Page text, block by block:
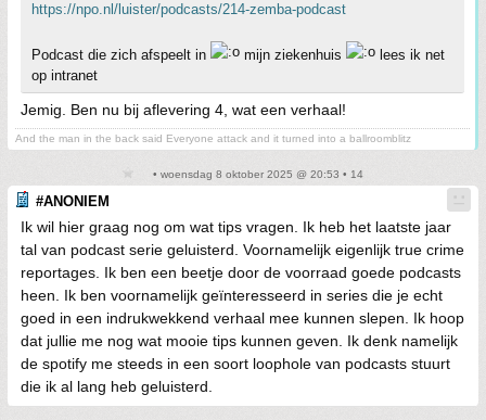
https://npo.nl/luister/podcasts/214-zemba-podcast
Podcast die zich afspeelt in mijn ziekenhuis
lees ik net
op intranet
Jemig. Ben nu bij aflevering 4, wat een verhaal!
And the man in the back said Everyone attack and it turned into a ballroomblitz
• woensdag 8 oktober 2025 @ 20:53 • 14
#ANONIEM
Ik wil hier graag nog om wat tips vragen. Ik heb het laatste jaar
tal van podcast serie geluisterd. Voornamelijk eigenlijk true crime
reportages. Ik ben een beetje door de voorraad goede podcasts
heen. Ik ben voornamelijk geïnteresseerd in series die je echt
goed in een indrukwekkend verhaal mee kunnen slepen. Ik hoop
dat jullie me nog wat mooie tips kunnen geven. Ik denk namelijk
de spotify me steeds in een soort loophole van podcasts stuurt
die ik al lang heb geluisterd.